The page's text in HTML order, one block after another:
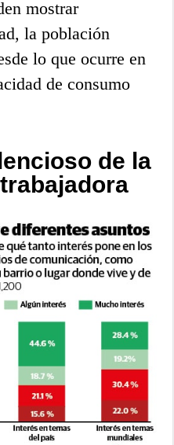
mostrar
la población
lo que ocurre en
de consumo
de la